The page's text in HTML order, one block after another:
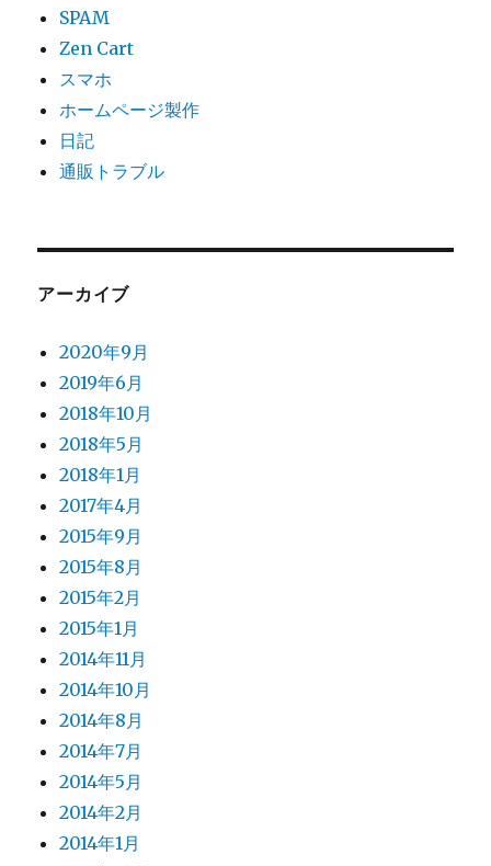
SPAM
Zen Cart
スマホ
ホームページ製作
日記
通販トラブル
アーカイブ
2020年9月
2019年6月
2018年10月
2018年5月
2018年1月
2017年4月
2015年9月
2015年8月
2015年2月
2015年1月
2014年11月
2014年10月
2014年8月
2014年7月
2014年5月
2014年2月
2014年1月